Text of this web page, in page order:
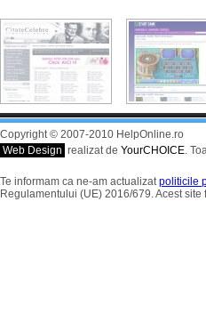
Copyright © 2007-2010 HelpOnline.ro
Web Design realizat de YourCHOICE.
Te informam ca ne-am actualizatpoliticile
Regulamentului (UE) 2016/679. Acest